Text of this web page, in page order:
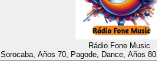
Rádio Fone Music
Sorocaba, Años 70, Pagode, Dance, Años